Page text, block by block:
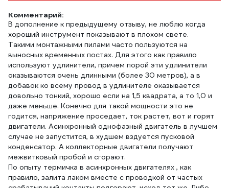
Комментарий:
В дополнение к предыдущему отзыву, не люблю когда
хороший инструмент показывают в плохом свете.
Такими монтажными пилами часто пользуются на
выносных временных постах. Для этого как правило
используют удлинители, причем порой эти удлинители
оказываются очень длинными (более 30 метров), а в
добавок ко всему провод в удлинителе оказывается
довольно тонкий, хорошо если на 1,5 квадрата, а то 1,0 и
даже меньше. Конечно для такой мощности это не
годится, напряжение проседает, ток растет, вот и горят
двигатели. Асинхронный однофазный двигатель в лучшем
случае не запустится, в худшем вздуется пусковой
конденсатор. А коллекторные двигатели получают
межвитковый пробой и сгорают.
По опыту термичка в асинхронных двигателях , как
правило, залита лаком вместе с проводкой от частых